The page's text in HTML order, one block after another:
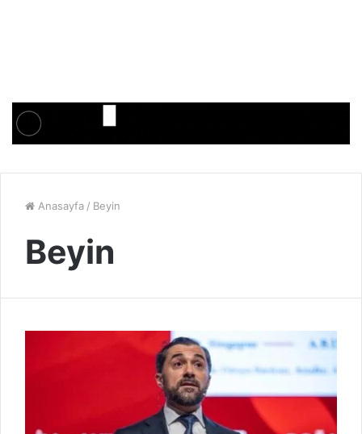
Anasayfa / Beyin
Beyin